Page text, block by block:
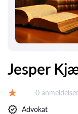
Jesper
Anmeldelser:
0 anmeldelser
Advokat